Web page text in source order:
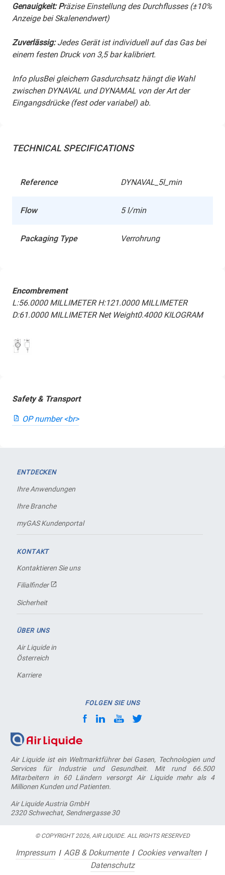
Genauigkeit: Präzise Einstellung des Durchflusses (±10%
Anzeige bei Skalenendwert)
Zuverlässig:Jedes Gerät ist individuell auf das Gas bei
einem festen Druck von 3,5 bar kalibriert.
Info plusBei gleichem Gasdurchsatz hängt die Wahl
zwischen DYNAVAL und DYNAMAL von der Art der
Eingangsdrücke (fest oder variabel) ab.
TECHNICAL SPECIFICATIONS
Reference DYNAVAL_5l_min
Flow 5 l/min
Packaging Type Verrohrung
Encombrement
L:56.0000 MILLIMETER H:121.0000 MILLIMETER
D:61.0000 MILLIMETER Net Weight0.4000 KILOGRAM
Safety & Transport
OP number <br>
Air Liquide ist ein Weltmarktführer bei Gasen, Technologien und
Services für Industrie und Gesundheit. Mit rund 66.500
Mitarbeitern in 60 Ländern versorgt Air Liquide mehr als 4
Millionen Kunden und Patienten.
Air Liquide Austria GmbH
2320 Schwechat, Sendnergasse 30
ENTDECKEN
Ihre Anwendungen
Ihre Branche
myGAS Kundenportal
KONTAKT
Kontaktieren Sie uns
Filialfinder
Sicherheit
ÜBER UNS
Air Liquide in
Österreich
Karriere
FOLGEN SIE UNS
© COPYRIGHT 2026, AIR LIQUIDE. ALL RIGHTS RESERVED
Impressum AGB & Dokumente
Cookies verwalten
Datenschutz